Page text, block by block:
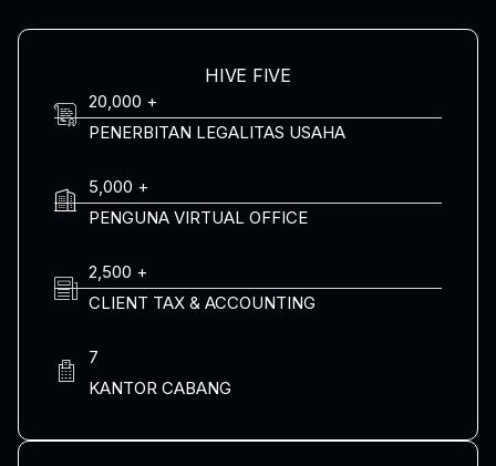
HIVE FIVE
20,000 +
PENERBITAN LEGALITAS USAHA
5,000 +
PENGUNA VIRTUAL OFFICE
2,500 +
CLIENT TAX & ACCOUNTING
7
KANTOR CABANG